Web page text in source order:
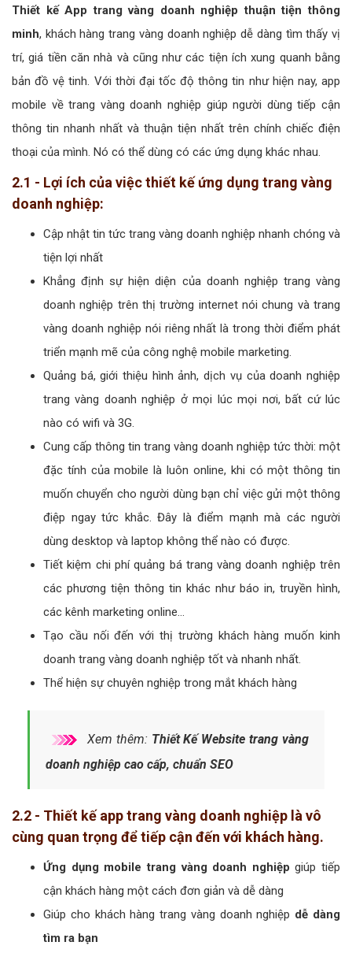
Thiết kế App trang vàng doanh nghiệp thuận tiện thông
minh, khách hàng trang vàng doanh nghiệp dễ dàng tìm thấy vị
trí, giá tiền căn nhà và cũng như các tiện ích xung quanh bằng
bản đồ vệ tinh. Với thời đại tốc độ thông tin như hiện nay, app
mobile về trang vàng doanh nghiệp giúp người dùng tiếp cận
thông tin nhanh nhất và thuận tiện nhất trên chính chiếc điện
thoại của mình. Nó có thể dùng có các ứng dụng khác nhau.
2.1 - Lợi ích của việc thiết kế ứng dụng trang vàng
doanh nghiệp:
Cập nhật tin tức trang vàng doanh nghiệp nhanh chóng và
tiện lợi nhất
Khẳng định sự hiện diện của doanh nghiệp trang vàng
doanh nghiệp trên thị trường internet nói chung và trang
vàng doanh nghiệp nói riêng nhất là trong thời điểm phát
triển mạnh mẽ của công nghệ mobile marketing.
Quảng bá, giới thiệu hình ảnh, dịch vụ của doanh nghiệp
trang vàng doanh nghiệp ở mọi lúc mọi nơi, bất cứ lúc
nào có wifi và 3G.
Cung cấp thông tin trang vàng doanh nghiệp tức thời: một
đặc tính của mobile là luôn online, khi có một thông tin
muốn chuyển cho người dùng bạn chỉ việc gửi một thông
điệp ngay tức khắc. Đây là điểm mạnh mà các người
dùng desktop và laptop không thể nào có được.
Tiết kiệm chi phí quảng bá trang vàng doanh nghiệp trên
các phương tiện thông tin khác như báo in, truyền hình,
các kênh marketing online…
Tạo cầu nối đến với thị trường khách hàng muốn kinh
doanh trang vàng doanh nghiệp tốt và nhanh nhất.
Thể hiện sự chuyên nghiệp trong mắt khách hàng
Xem thêm: Thiết Kế Website trang vàng
doanh nghiệp cao cấp, chuẩn SEO
2.2 - Thiết kế app trang vàng doanh nghiệp là vô
cùng quan trọng để tiếp cận đến với khách hàng.
Ứng dụng mobile trang vàng doanh nghiệp giúp tiếp
cận khách hàng một cách đơn giản và dễ dàng
Giúp cho khách hàng trang vàng doanh nghiệp dễ dàng
tìm ra bạn